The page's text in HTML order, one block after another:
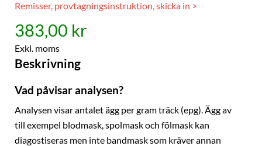
Remisser, provtagningsinstruktion, skicka in >
383,00 kr
Exkl. moms
Beskrivning
Vad påvisar analysen?
Analysen visar antalet ägg per gram träck (epg). Ägg av
till exempel blodmask, spolmask och fölmask kan
diagostiseras men inte bandmask som kräver annan